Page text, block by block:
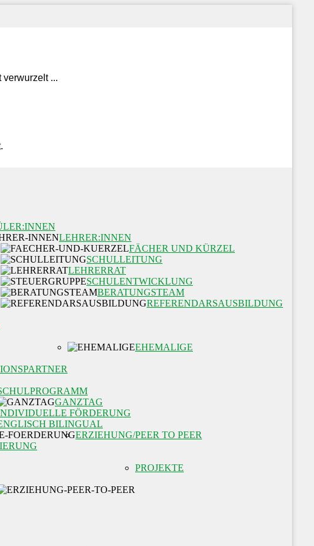
LEHRER:INNEN
FÄCHER UND KÜRZEL
SCHULLEITUNG
LEHRERRAT
SCHULENTWICKLUNG
BERATUNGSTEAM
REFERENDARSAUSBILDUNG
EHEMALIGE
GANZTAG
FÖRDERUNG
BILINGUAL
ERZIEHUNG/PEER TO PEER
PROJEKTE